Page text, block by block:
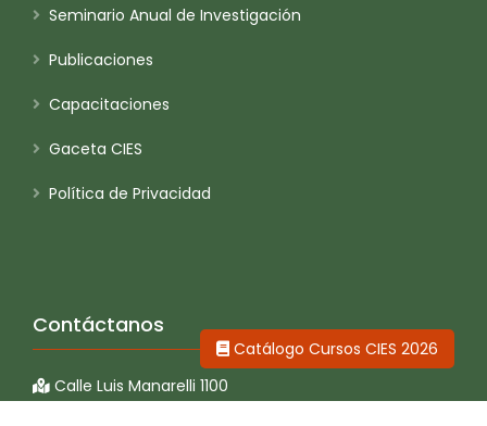
Seminario Anual de Investigación
Publicaciones
Capacitaciones
Gaceta CIES
Política de Privacidad
Contáctanos
Calle Luis Manarelli 1100
Catálogo Cursos CIES 2026